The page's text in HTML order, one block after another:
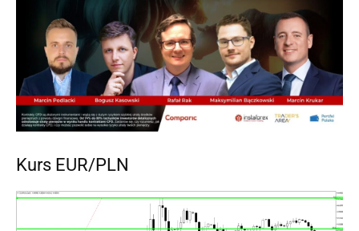
Kurs EUR/PLN